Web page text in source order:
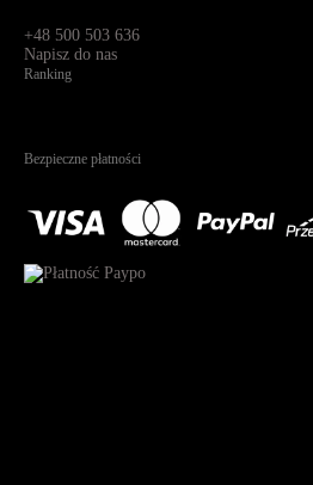
+48 500 503 636
Napisz do nas
Ranking
Bezpieczne płatności